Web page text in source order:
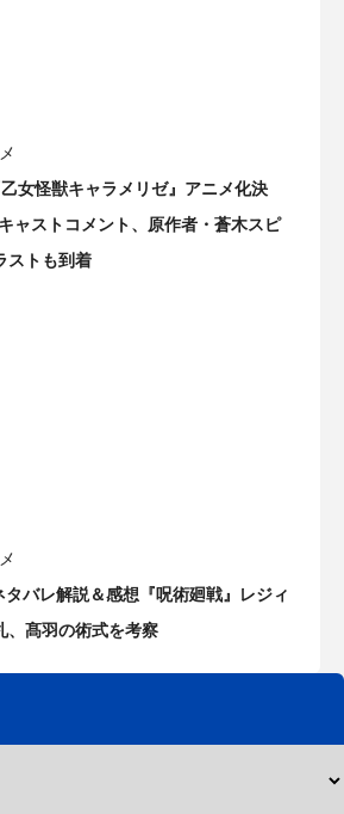
女怪獣キャラメリゼ』アニメ化決
ャストコメント、原作者・蒼木スピ
ストも到着
バレ解説＆感想『呪術廻戦』レジィ
、髙羽の術式を考察